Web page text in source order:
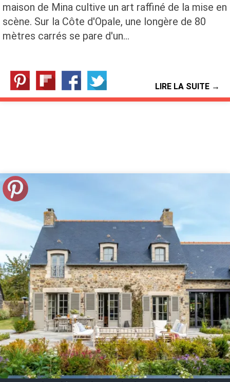
maison de Mina cultive un art raffiné de la mise en
scène. Sur la Côte d'Opale, une longère de 80
mètres carrés se pare d'un…
LIRE LA SUITE →